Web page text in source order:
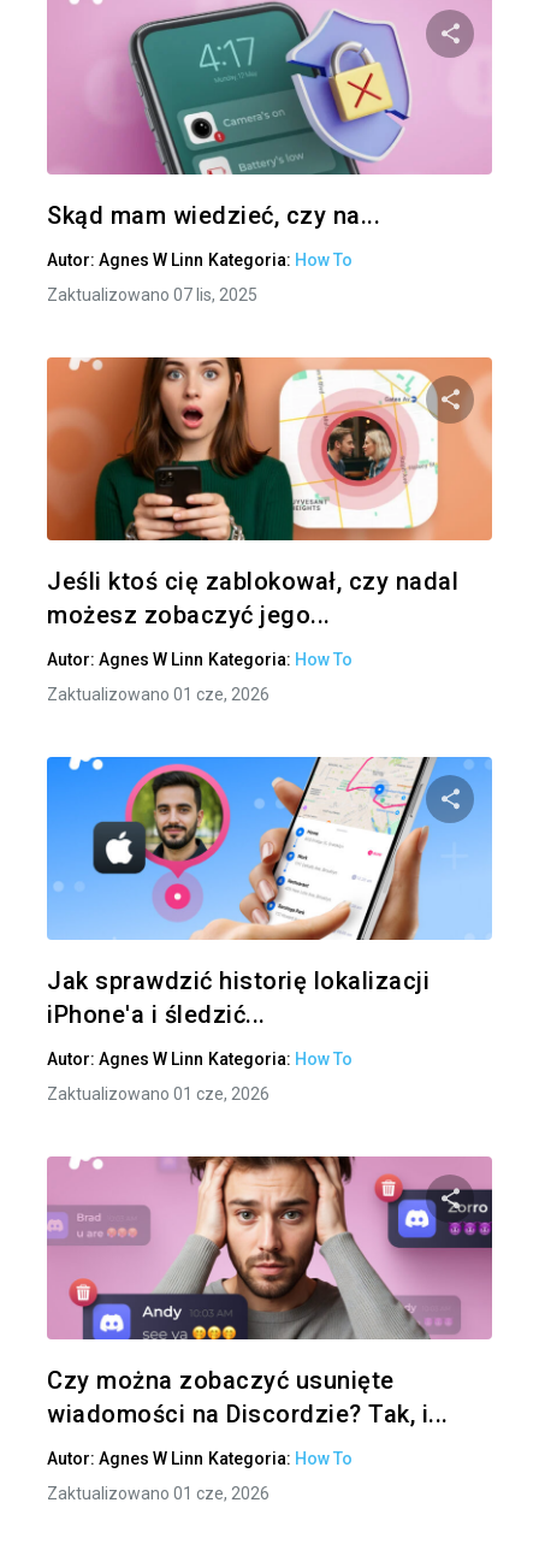
Skąd mam wiedzieć, czy na...
Autor: Agnes W Linn Kategoria: How To
Zaktualizowano 07 lis, 2025
Jeśli ktoś cię zablokował, czy nadal
możesz zobaczyć jego...
Autor: Agnes W Linn Kategoria: How To
Zaktualizowano 01 cze, 2026
Jak sprawdzić historię lokalizacji
iPhone'a i śledzić...
Autor: Agnes W Linn Kategoria: How To
Zaktualizowano 01 cze, 2026
Czy można zobaczyć usunięte
wiadomości na Discordzie? Tak, i...
Autor: Agnes W Linn Kategoria: How To
Zaktualizowano 01 cze, 2026